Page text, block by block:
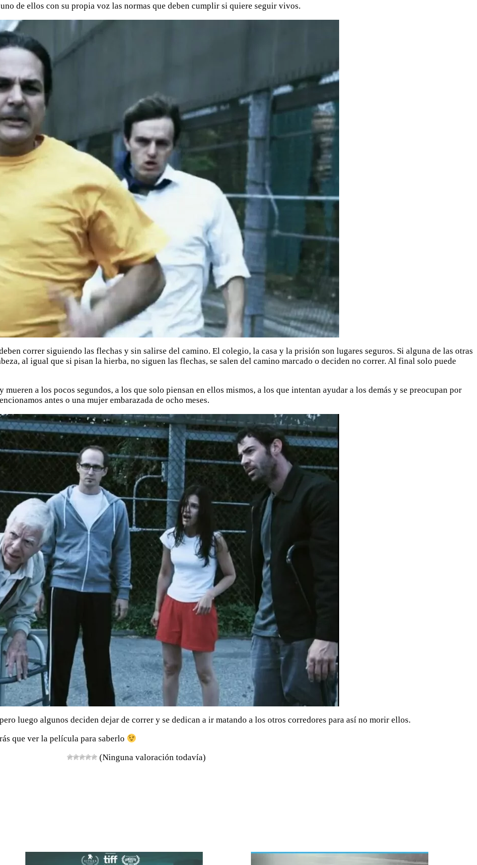
de ellos con su propia voz las normas que deben cumplir si quiere seguir vivos.
correr siguiendo las flechas y sin salirse del camino. El colegio, la casa y la prisión son lugares seguros. Si alguna de las otras
al igual que si pisan la hierba, no siguen las flechas, se salen del camino marcado o deciden no correr. Al final solo puede
a los pocos segundos, a los que solo piensan en ellos mismos, a los que intentan ayudar a los demás y se preocupan por
antes o una mujer embarazada de ocho meses.
luego algunos deciden dejar de correr y se dedican a ir matando a los otros corredores para así no morir ellos.
que ver la película para saberlo
(Ninguna valoración todavía)